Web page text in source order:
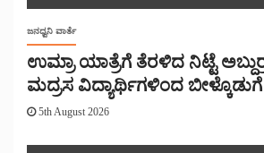
ಜನಧ್ವನಿ ವಾರ್ತೆ
ಉಮ್ರಾ ಯಾತ್ರೆಗೆ ತೆರಳಿದ ನಿಟ್ಟೆ
ಮದ್ರಸ ವಿದ್ಯಾರ್ಥಿಗಳಿಂದ ಬೀಳ್ಕೊಡುಗೆ
5th August 2026